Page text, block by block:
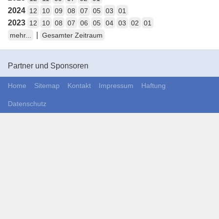
2024 12 10 09 08 07 05 03 01
2023 12 10 08 07 06 05 04 03 02
01
mehr...
Gesamter Zeitraum
Partner und Sponsoren
Home Sitemap Kontakt Impressum Haftung
Datenschutz